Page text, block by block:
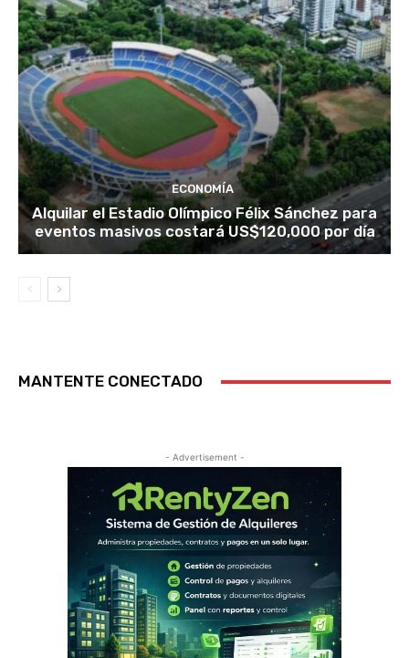
ECONOMÍA
Alquilar el Estadio Olímpico Félix Sánchez para
eventos masivos costará US$120,000 por día
MANTENTE CONECTADO
- Advertisement -